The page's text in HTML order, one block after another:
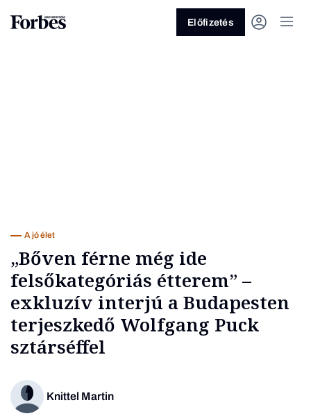
Előfizetés
A jó élet
„Bőven férne még ide
felsőkategóriás étterem” –
exkluzív interjú a Budapesten
terjeszkedő Wolfgang Puck
sztárséffel
Knittel Martin